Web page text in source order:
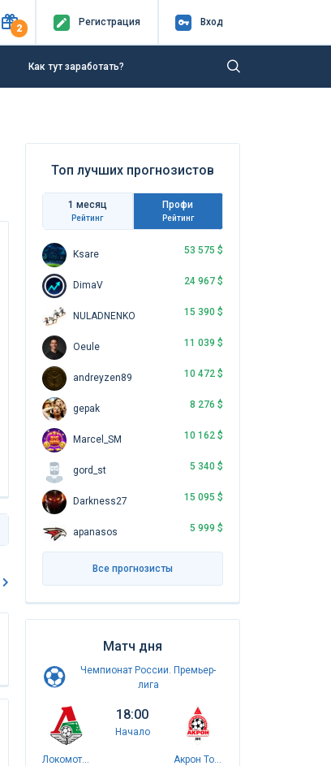
2
Регистрация Вход
Как тут заработать?
Топ лучших прогнозистов
1 месяц
Рейтинг
Профи
Рейтинг
Ksare 53 575 $
DimaV 24 967 $
NULADNENKO 15 390 $
Oeule 11 039 $
andreyzen89 10 472 $
gepak 8 276 $
Marcel_SM 10 162 $
gord_st 5 340 $
Darkness27 15 095 $
apanasos 5 999 $
Все прогнозисты
Матч дня
Чемпионат России. Премьер-
лига
Локомотив
18:00
Начало
Акрон Тольятти